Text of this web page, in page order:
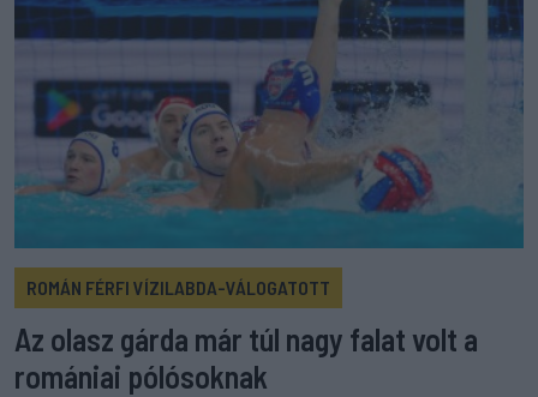
ROMÁN FÉRFI VÍZILABDA-VÁLOGATOTT
Az olasz gárda már túl nagy falat volt a
romániai pólósoknak